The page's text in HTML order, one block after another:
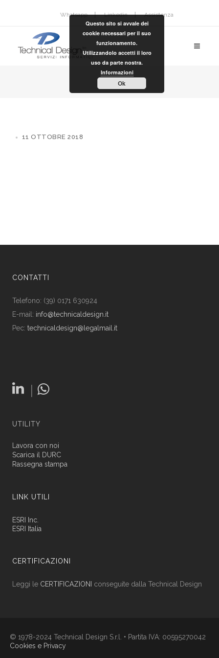
Whatsapp Linkedin Assistenza
11 OTTOBRE 2018
CONTATTI
Telefono: (39) 0171 630924
E-mail: info@technicaldesign.it
Pec: technicaldesign@legalmail.it
|
UTILITY
Lavora con noi
Scarica il DURC
Rassegna stampa
LINK UTILI
ESRI Inc.
ESRI Italia
CERTIFICAZIONI
Leggi le CERTIFICAZIONI conseguite dalla Technical Design
© 1978-2024 Technical Design S.r.l. • Partita IVA: 00595270042
Cookies e Privacy
Questo sito si avvale dei
cookie necessari per il suo
funzionamento.
Utilizzandolo accetti il loro
uso da parte nostra.
Informazioni
Ok